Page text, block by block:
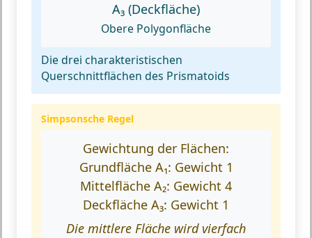
A₃ (Deckfläche)
Obere Polygonfläche
Die drei charakteristischen
Querschnittflächen des Prismatoids
Simpsonsche Regel
Gewichtung der Flächen:
Grundfläche A₁: Gewicht 1
Mittelfläche A₂: Gewicht 4
Deckfläche A₃: Gewicht 1
Die mittlere Fläche wird vierfach